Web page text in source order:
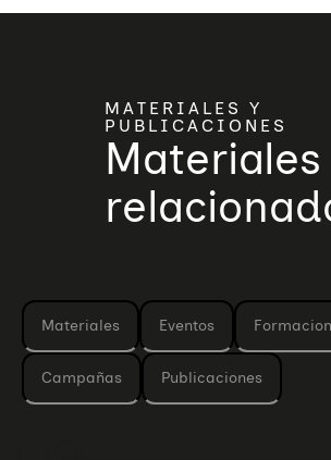
MATERIALES Y
PUBLICACIONES
Materiales
Materiales Eventos
Campañas Publicaciones